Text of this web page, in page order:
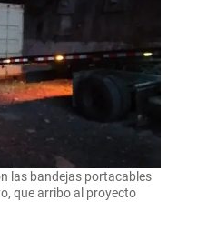
las bandejas portacables
que arribo al proyecto